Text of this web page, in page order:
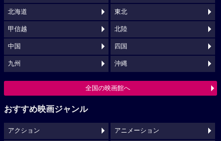
北海道 東北
甲信越 北陸
中国 四国
九州 沖縄
全国の映画館へ
おすすめ映画ジャンル
アクション アニメーション